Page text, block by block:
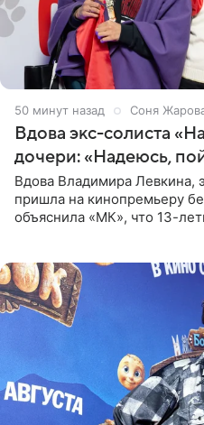
51 минуту назад Соня
Вдова экс-солиста
дочери: «Надеюсь,
Вдова Владимира Левкина,
пришла на кинопремьеру
объяснила «МК», что 13-